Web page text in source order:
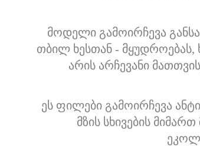
მოდელი გამოირჩევა
თბილ ხესთან - მყუდროებას,
არის არჩევანი
ეს ფილები გამოირჩევა
მზის სხივების